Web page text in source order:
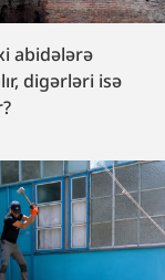
abidələrə
digərləri isə